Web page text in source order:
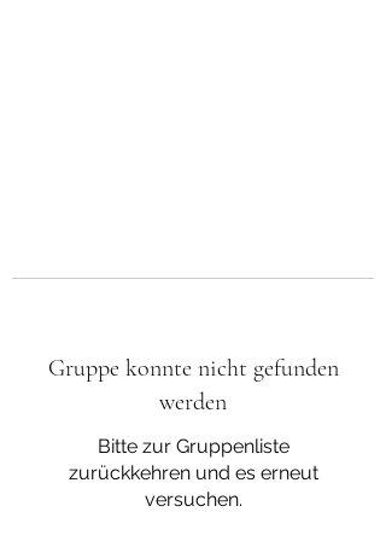
Gruppe konnte nicht gefunden
werden
Bitte zur Gruppenliste
zurückkehren und es erneut
versuchen.